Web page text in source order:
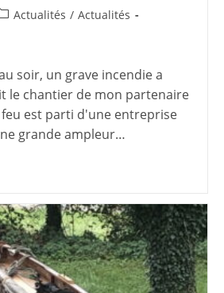
Actualités / Actualités
soir, un grave incendie a
le chantier de mon partenaire
feu est parti d'une entreprise
grande ampleur…